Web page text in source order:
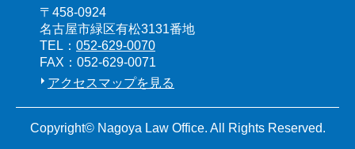
〒458-0924
名古屋市緑区有松3131番地
TEL： 052-629-0070
FAX：052-629-0071
アクセスマップを見る
Copyright© Nagoya Law Office. All Rights Reserved.